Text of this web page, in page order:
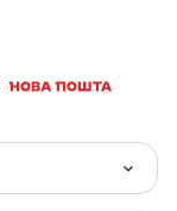
83 грн.
83 грн.